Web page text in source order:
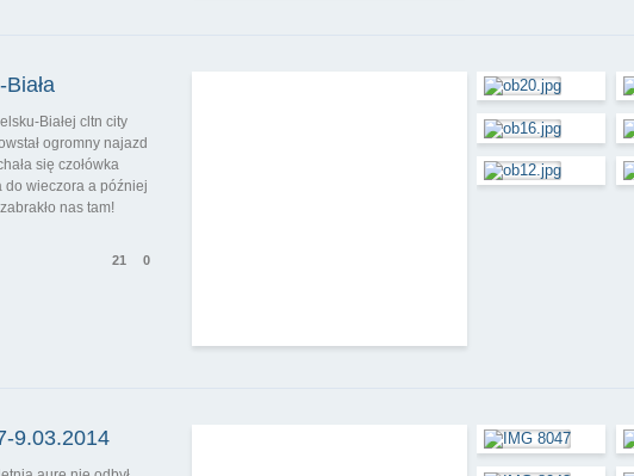
Białej cltn city
ogromny najazd
się czołówka
do wieczora a później
nas tam!
21 0
9.03.2014